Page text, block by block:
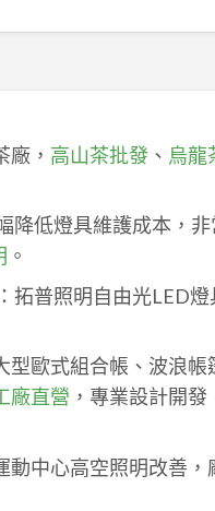
， 高山茶批發、 烏龍
降低燈具維護成本，
。
拓普照明自由光LED燈
歐式組合帳、波浪帳
廠直營 ，專業設計開
動中心高空照明改善，